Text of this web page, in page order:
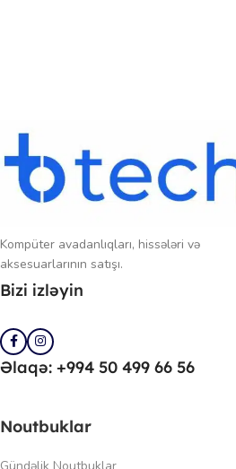
Kompüter avadanlıqları, hissələri və
aksesuarlarının satışı.
Bizi izləyin
Əlaqə: +994 50 499 66 56
Noutbuklar